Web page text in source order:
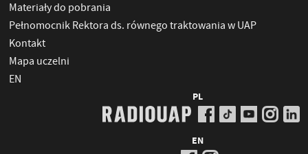
Materiały do pobrania
Pełnomocnik Rektora ds. równego traktowania w UAP
Kontakt
Mapa uczelni
EN
PL
EN